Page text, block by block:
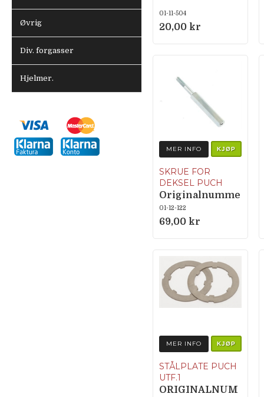
Øvrig
Div. forgasser
Hjelmer.
01-11-504
20,00 kr
MER INFO KJØP
SKRUE FOR
DEKSEL PUCH
Originalnumme
r 350.2.10.030.1
01-12-122
69,00 kr
MER INFO KJØP
STÅLPLATE PUCH
UTF.1
ORIGINALNUM